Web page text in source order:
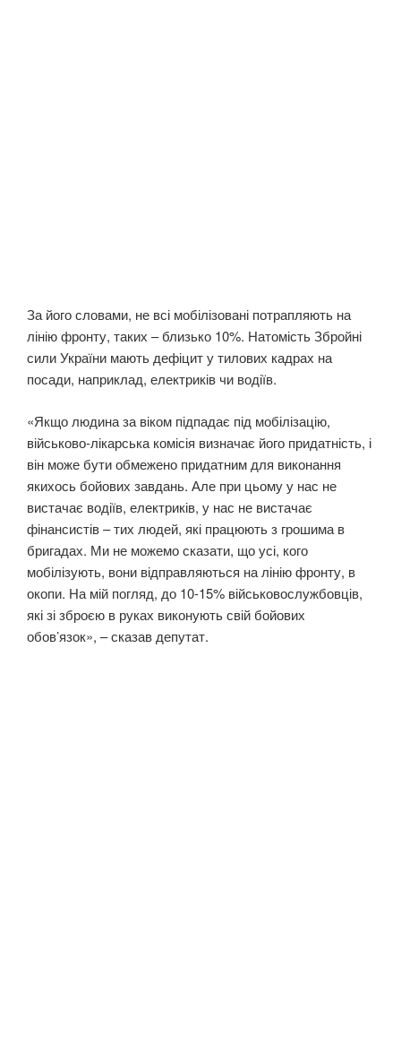
За його словами, не всі мобілізовані потрапляють на
лінію фронту, таких – близько 10%. Натомість Збройні
сили України мають дефіцит у тилових кадрах на
посади, наприклад, електриків чи водіїв.
«Якщо людина за віком підпадає під мобілізацію,
військово-лікарська комісія визначає його придатність, і
він може бути обмежено придатним для виконання
якихось бойових завдань. Але при цьому у нас не
вистачає водіїв, електриків, у нас не вистачає
фінансистів – тих людей, які працюють з грошима в
бригадах. Ми не можемо сказати, що усі, кого
мобілізують, вони відправляються на лінію фронту, в
окопи. На мій погляд, до 10-15% військовослужбовців,
які зі зброєю в руках виконують свій бойових
обов’язок», – сказав депутат.